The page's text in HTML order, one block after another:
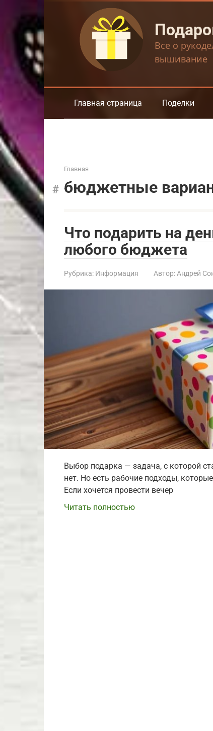
контенту
Все о
вышивание
Главная страница Поделки
Главная
бюджетные
Что подарить на
любого бюджета
Рубрика: Информация Автор: Андрей
Выбор подарка — задача, с которой
нет. Но есть рабочие подходы,
Если хочется провести вечер
Читать полностью